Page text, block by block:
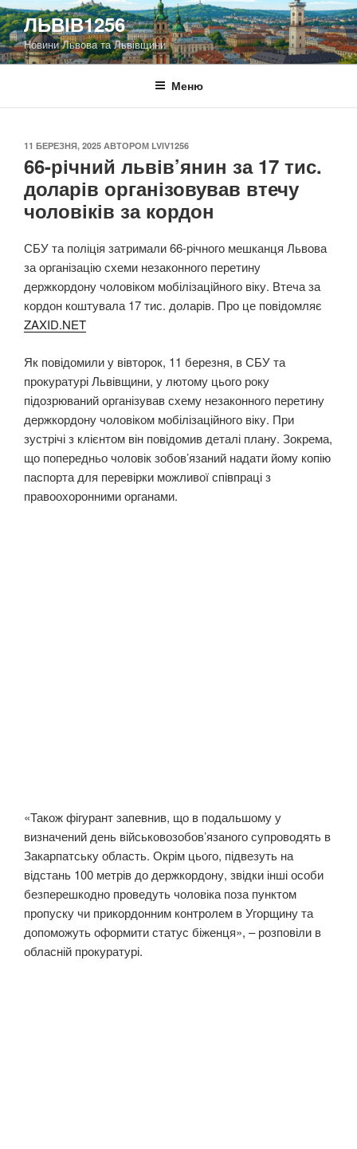
Перейти
до
вмісту
ЛЬВІВ1256
Новини Львова та Львівщини
Меню
ОПУБЛІКОВАНО
11 БЕРЕЗНЯ, 2025 АВТОРОМ LVIV1256
66-річний львів’янин за 17 тис.
доларів організовував втечу
чоловіків за кордон
СБУ та поліція затримали 66-річного мешканця Львова
за організацію схеми незаконного перетину
держкордону чоловіком мобілізаційного віку. Втеча за
кордон коштувала 17 тис. доларів. Про це повідомляє
ZAXID.NET
Як повідомили у вівторок, 11 березня, в СБУ та
прокуратурі Львівщини, у лютому цього року
підозрюваний організував схему незаконного перетину
держкордону чоловіком мобілізаційного віку. При
зустрічі з клієнтом він повідомив деталі плану. Зокрема,
що попередньо чоловік зобов’язаний надати йому копію
паспорта для перевірки можливої співпраці з
правоохоронними органами.
«Також фігурант запевнив, що в подальшому у
визначений день військовозобов’язаного супроводять в
Закарпатську область. Окрім цього, підвезуть на
відстань 100 метрів до держкордону, звідки інші особи
безперешкодно проведуть чоловіка поза пунктом
пропуску чи прикордонним контролем в Угорщину та
допоможуть оформити статус біженця», – розповіли в
обласній прокуратурі.